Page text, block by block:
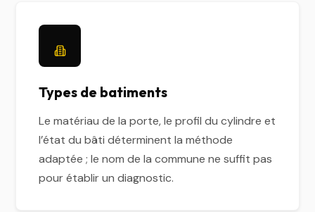
Types de batiments
Le matériau de la porte, le profil du cylindre et
l’état du bâti déterminent la méthode
adaptée ; le nom de la commune ne suffit pas
pour établir un diagnostic.